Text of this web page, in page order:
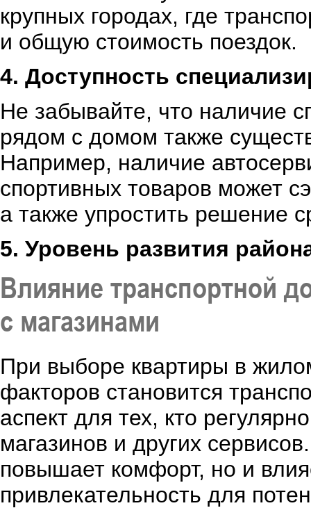
крупных городах, где
и общую стоимость поездок.
4. Доступность
Не забывайте, что наличие
рядом с домом также
Например, наличие
спортивных товаров может
а также упростить решение
5. Уровень развития
Влияние транспортной
с магазинами
При выборе квартиры в
факторов становится
аспект для тех, кто
магазинов и других
повышает комфорт, но и
привлекательность для